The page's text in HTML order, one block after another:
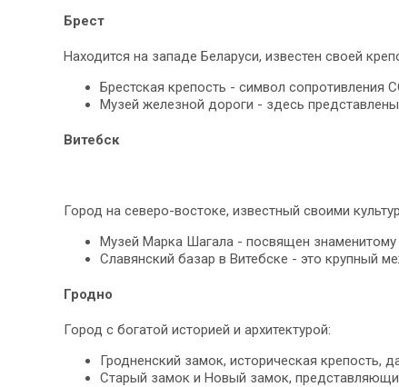
Брест
Находится на западе Беларуси, известен своей
Брестская крепость - символ сопротивления
Музей железной дороги - здесь
Витебск
Город на северо-востоке, известный своими
Музей Марка Шагала - посвящен знаменитому
Славянский базар в Витебске - это крупный
Гродно
Город с богатой историей и архитектурой:
Гродненский замок, историческая крепость,
Старый замок и Новый замок,